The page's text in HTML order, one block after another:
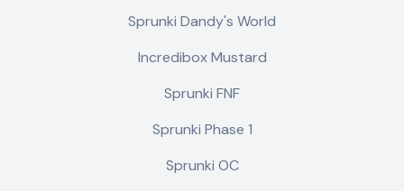
Sprunki Dandy's World
Incredibox Mustard
Sprunki FNF
Sprunki Phase 1
Sprunki OC